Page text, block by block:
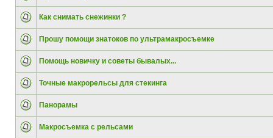
Как снимать снежинки ?
Прошу помощи знатоков по ультрамакросъемке
Помощь новичку и советы бывалых...
Точные макрорельсы для стекинга
Панорамы
Макросъемка с рельсами